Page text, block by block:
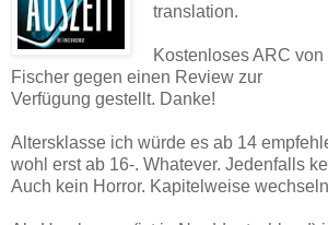
translation.
Kostenloses ARC
Fischer gegen einen Review zur
Verfügung gestellt. Danke!
Altersklasse ich würde es ab 14
wohl erst ab 16-. Whatever. Jedenfalls
Auch kein Horror. Kapitelweise